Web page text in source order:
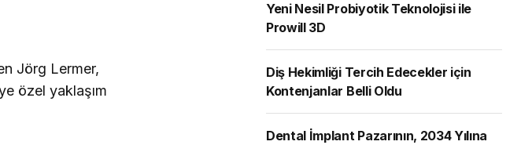
Jörg Lermer,
özel yaklaşım
Yeni Nesil Probiyotik Teknolojisi ile
Prowill 3D
Diş Hekimliği Tercih Edecekler için
Kontenjanlar Belli Oldu
Dental İmplant Pazarının, 2034 Yılına